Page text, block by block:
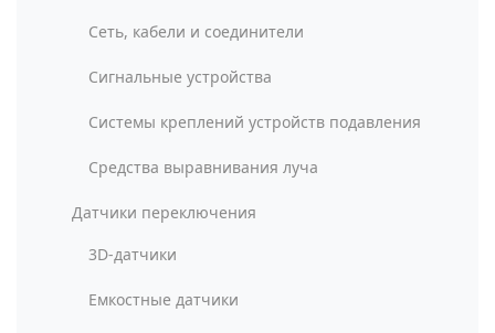
Сеть, кабели и соединители
Сигнальные устройства
Системы креплений устройств подавления
Средства выравнивания луча
Датчики переключения
3D-датчики
Емкостные датчики